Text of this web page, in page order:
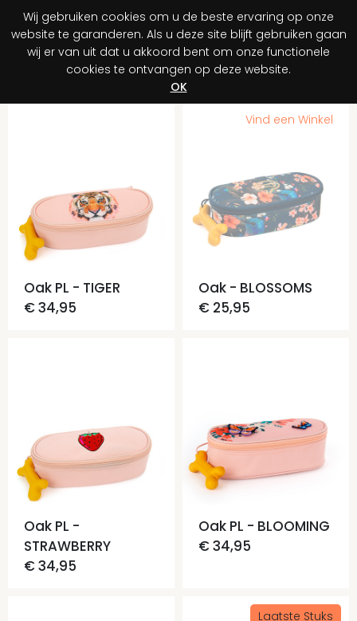
Registreer je aankoop Ontdek jouw voordeel!
Oak PL - TIGER
€ 34,95
Vind een Winkel
Oak - BLOSSOMS
€ 25,95
Oak PL -
STRAWBERRY
€ 34,95
Oak PL - BLOOMING
€ 34,95
Laatste Stuks
Wij gebruiken cookies om u de beste ervaring op onze
website te garanderen. Als u deze site blijft gebruiken gaan
wij er van uit dat u akkoord bent om onze functionele
cookies te ontvangen op deze website.
OK